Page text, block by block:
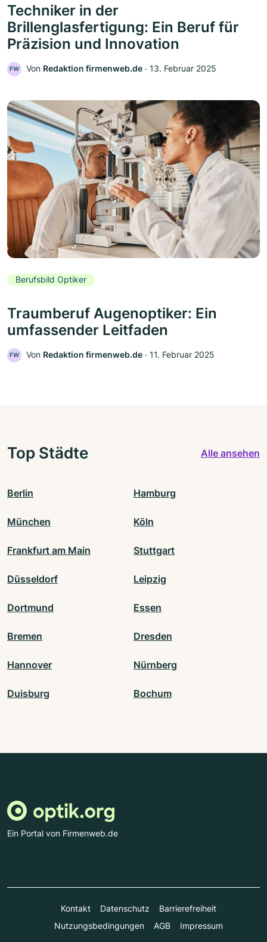
Techniker in der
Brillenglasfertigung: Ein Beruf für
Präzision und Innovation
FW Von Redaktion firmenweb.de ‧ 13. Februar 2025
Berufsbild Optiker
Traumberuf Augenoptiker: Ein
umfassender Leitfaden
FW Von Redaktion firmenweb.de ‧ 11. Februar 2025
Top Städte Alle ansehen
Berlin Hamburg
München Köln
Frankfurt am Main Stuttgart
Düsseldorf Leipzig
Dortmund Essen
Bremen Dresden
Hannover Nürnberg
Duisburg Bochum
Ein Portal von Firmenweb.de
Kontakt Datenschutz
Barrierefreiheit
Nutzungsbedingungen
AGB Impressum